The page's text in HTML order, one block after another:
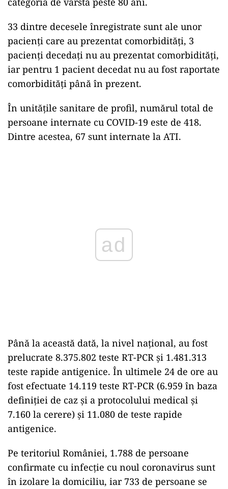
33 dintre decesele înregistrate sunt ale unor
pacienți care au prezentat comorbidități, 3
pacienți decedați nu au prezentat comorbidități,
iar pentru 1 pacient decedat nu au fost raportate
comorbidități până în prezent.
În unitățile sanitare de profil, numărul total de
persoane internate cu COVID-19 este de 418.
Dintre acestea, 67 sunt internate la ATI.
ad
Până la această dată, la nivel național, au fost
prelucrate 8.375.802 teste RT-PCR și 1.481.313
teste rapide antigenice. În ultimele 24 de ore au
fost efectuate 14.119 teste RT-PCR (6.959 în baza
definiției de caz și a protocolului medical și
7.160 la cerere) și 11.080 de teste rapide
antigenice.
Pe teritoriul României, 1.788 de persoane
confirmate cu infecție cu noul coronavirus sunt
în izolare la domiciliu, iar 733 de persoane se